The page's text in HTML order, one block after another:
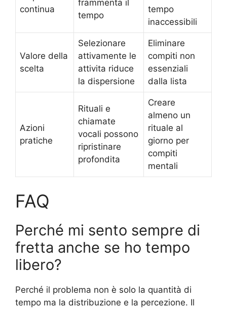
continua
frammenta il
tempo
tempo
inaccessibili
Valore della
scelta
Selezionare
attivamente le
attivita riduce
la dispersione
Eliminare
compiti non
essenziali
dalla lista
Azioni
pratiche
Rituali e
chiamate
vocali possono
ripristinare
profondita
Creare
almeno un
rituale al
giorno per
compiti
mentali
FAQ
Perché mi sento sempre di
fretta anche se ho tempo
libero?
Perché il problema non è solo la quantità di
tempo ma la distribuzione e la percezione. Il